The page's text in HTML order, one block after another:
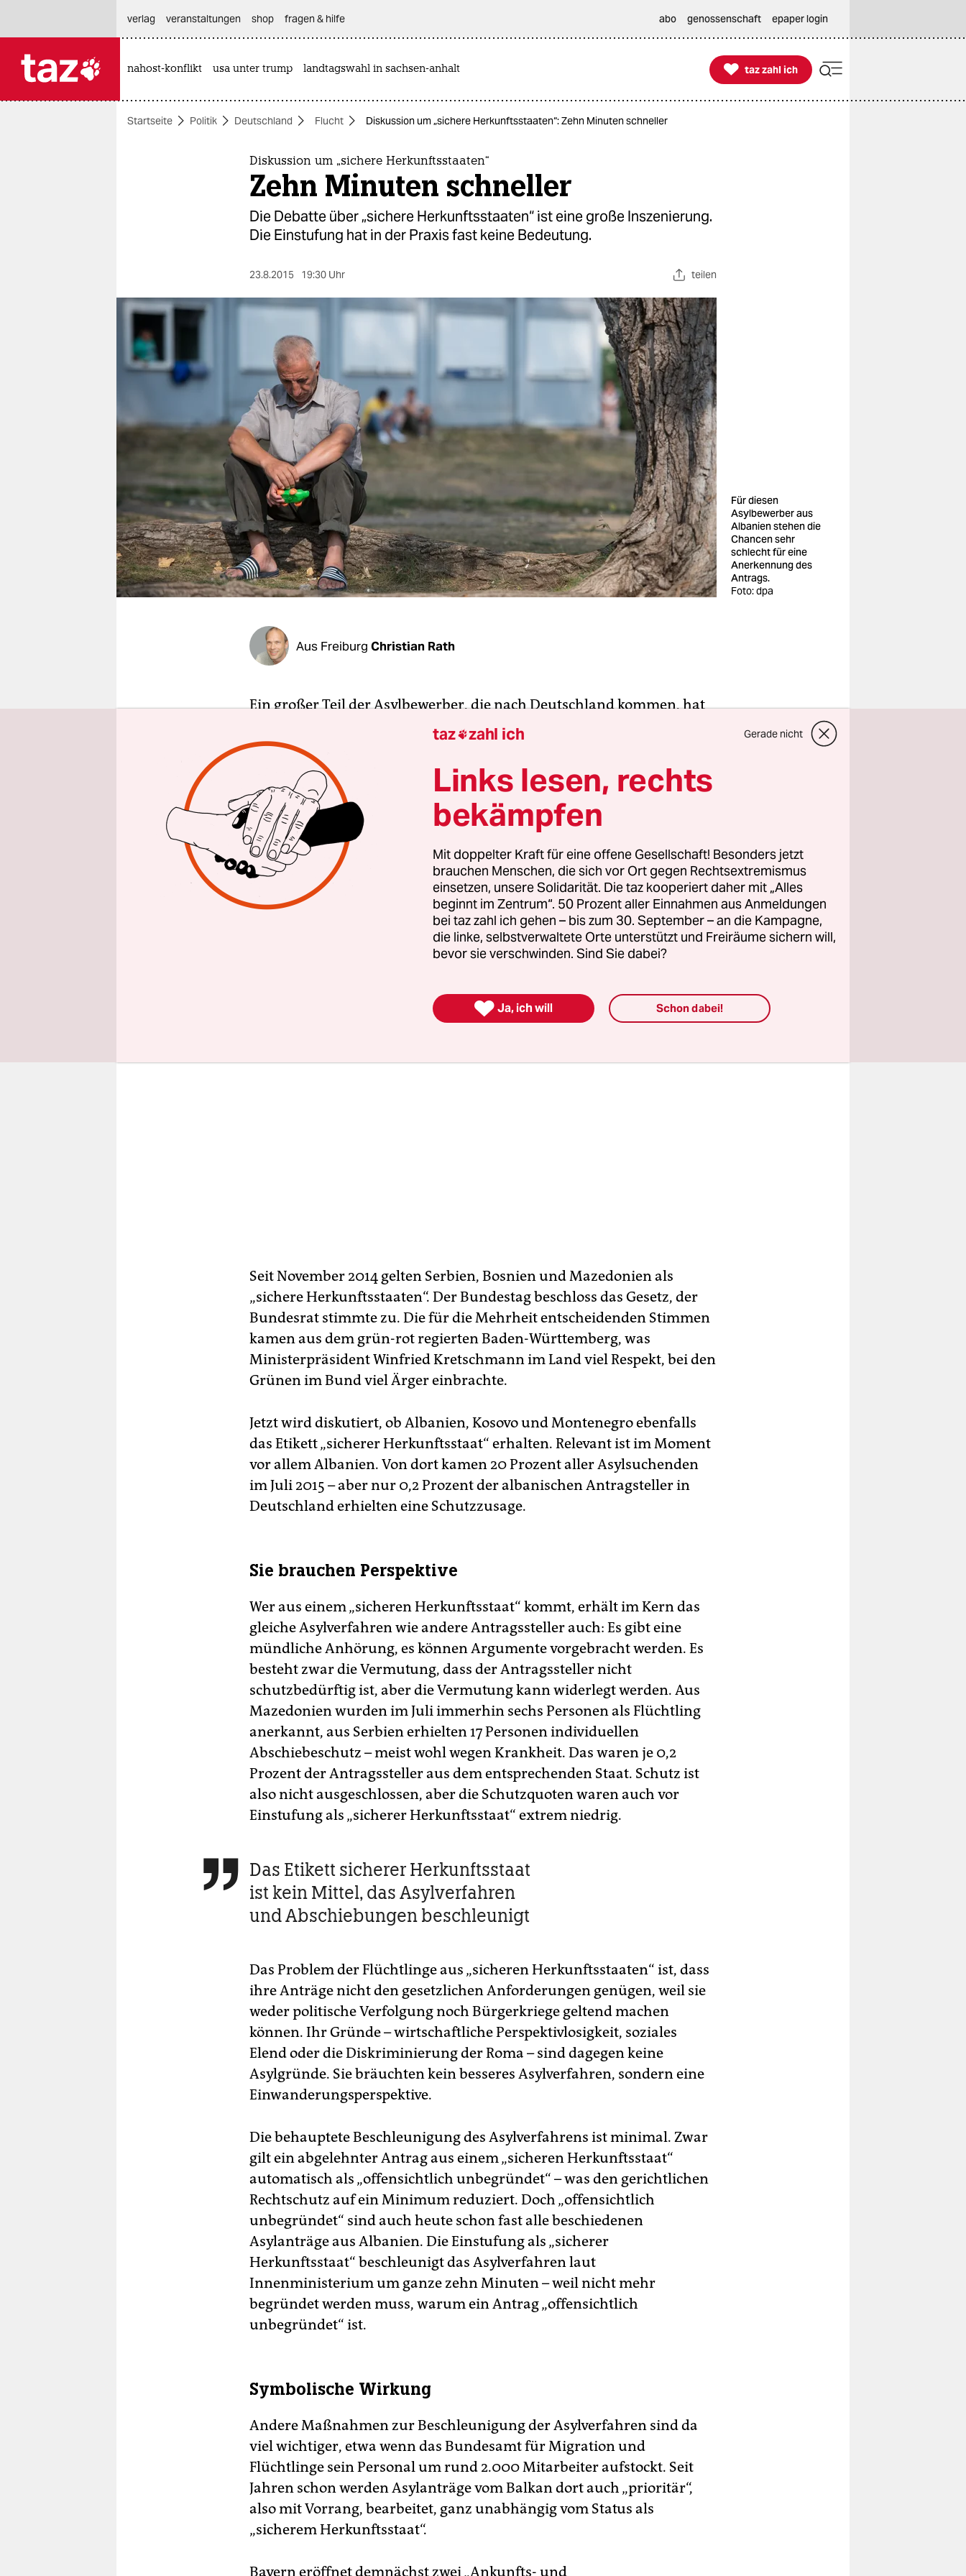
themen
nord
wahrheit
verlag
verlag
veranstaltungen
shop
fragen & hilfe
unterstützen
abo
verlag
veranstaltungen shop fragen & hilfe abo genossenschaft epaper login
nahost-konflikt usa unter trump landtagswahl in sachsen-anhalt 
taz zahl ich
taz zahl ich
Startseite Politik Deutschland Flucht Diskussion um „sichere Herkunftsstaaten“: Zehn Minuten schneller
Diskussion um „sichere Herkunftsstaaten“
Zehn Minuten schneller
Die Debatte über „sichere Herkunftsstaaten“ ist eine große Inszenierung.
Die Einstufung hat in der Praxis fast keine Bedeutung.
23.8.2015 19:30 Uhr teilen
Für diesen
Asylbewerber aus
Albanien stehen die
Chancen sehr
schlecht für eine
Anerkennung des
Antrags.
Foto: dpa
Aus Freiburg Christian Rath
Ein großer Teil der Asylbewerber, die nach Deutschland kommen, hat
so gut wie keine Chance auf Anerkennung. Sollen ihre
Herkunftsländer deshalb alle zu „sicheren Herkunftsstaaten“ erklärt
werden? Unions-Politiker fordern das. Die SPD würde wohl
mitmachen. Doch die Grünen, die an vielen Landesregierungen
beteiligt sind, wollen die Zustimmung im Bundesrat verweigern
Konservative Medien wie dieFAZstellen deshalb schon ihre
Regierungsfähigkeit infrage.
Der Streit jedoch wird völlig überschätzt. Das Etikett „sicherer
Herkunftsstaat“ ist kein Mittel, das Asylverfahren und Abschiebungen
beschleunigt. Umgekehrt werden dabei aber auch Asylbewerber nicht
völlig schutz- und rechtlos gestellt. Die öffentliche Debatte hat mit der
Seit November 2014 gelten Serbien, Bosnien und Mazedonien als
„sichere Herkunftsstaaten“. Der Bundestag beschloss das Gesetz, der
Bundesrat stimmte zu. Die für die Mehrheit entscheidenden Stimmen
kamen aus dem grün-rot regierten Baden-Württemberg, was
Ministerpräsident Winfried Kretschmann im Land viel Respekt, bei den
Grünen im Bund viel Ärger einbrachte.
Jetzt wird diskutiert, ob Albanien, Kosovo und Montenegro ebenfalls
das Etikett „sicherer Herkunftsstaat“ erhalten. Relevant ist im Moment
vor allem Albanien. Von dort kamen 20 Prozent aller Asylsuchenden
im Juli 2015 – aber nur 0,2 Prozent der albanischen Antragsteller in
Deutschland erhielten eine Schutzzusage.
Sie brauchen Perspektive
Wer aus einem „sicheren Herkunftsstaat“ kommt, erhält im Kern das
gleiche Asylverfahren wie andere Antragssteller auch: Es gibt eine
mündliche Anhörung, es können Argumente vorgebracht werden. Es
besteht zwar die Vermutung, dass der Antragssteller nicht
schutzbedürftig ist, aber die Vermutung kann widerlegt werden. Aus
Mazedonien wurden im Juli immerhin sechs Personen als Flüchtling
anerkannt, aus Serbien erhielten 17 Personen individuellen
Abschiebeschutz – meist wohl wegen Krankheit. Das waren je 0,2
Prozent der Antragssteller aus dem entsprechenden Staat. Schutz ist
also nicht ausgeschlossen, aber die Schutzquoten waren auch vor
Einstufung als „sicherer Herkunftsstaat“ extrem niedrig.
 Das Etikett sicherer Herkunftsstaat
ist kein Mittel, das Asylverfahren
und Abschiebungen beschleunigt
Das Problem der Flüchtlinge aus „sicheren Herkunftsstaaten“ ist, dass
ihre Anträge nicht den gesetzlichen Anforderungen genügen, weil sie
weder politische Verfolgung noch Bürgerkriege geltend machen
können. Ihr Gründe – wirtschaftliche Perspektivlosigkeit, soziales
Elend oder die Diskriminierung der Roma – sind dagegen keine
Asylgründe. Sie bräuchten kein besseres Asylverfahren, sondern eine
Einwanderungsperspektive.
Die behauptete Beschleunigung des Asylverfahrens ist minimal. Zwar
gilt ein abgelehnter Antrag aus einem „sicheren Herkunftsstaat“
automatisch als „offensichtlich unbegründet“ – was den gerichtlichen
Rechtschutz auf ein Minimum reduziert. Doch „offensichtlich
unbegründet“ sind auch heute schon fast alle beschiedenen
Asylanträge aus Albanien. Die Einstufung als „sicherer
Herkunftsstaat“ beschleunigt das Asylverfahren laut
Innenministerium um ganze zehn Minuten – weil nicht mehr
begründet werden muss, warum ein Antrag „offensichtlich
unbegründet“ ist.
Symbolische Wirkung
Andere Maßnahmen zur Beschleunigung der Asylverfahren sind da
viel wichtiger, etwa wenn das Bundesamt für Migration und
Flüchtlinge sein Personal um rund 2.000 Mitarbeiter aufstockt. Seit
Jahren schon werden Asylanträge vom Balkan dort auch „prioritär“,
also mit Vorrang, bearbeitet, ganz unabhängig vom Status als
„sicherem Herkunftsstaat“.
Bayern eröffnet demnächst zwei „Ankunfts- und
taz zahl ich Gerade nicht
Links lesen, rechts
bekämpfen
Mit doppelter Kraft für eine offene Gesellschaft! Besonders jetzt
brauchen Menschen, die sich vor Ort gegen Rechtsextremismus
einsetzen, unsere Solidarität. Die taz kooperiert daher mit „Alles
beginnt im Zentrum“. 50 Prozent aller Einnahmen aus Anmeldungen
bei taz zahl ich gehen – bis zum 30. September – an die Kampagne,
die linke, selbstverwaltete Orte unterstützt und Freiräume sichern will,
bevor sie verschwinden. Sind Sie dabei?
 Ja, ich will Schon dabei!